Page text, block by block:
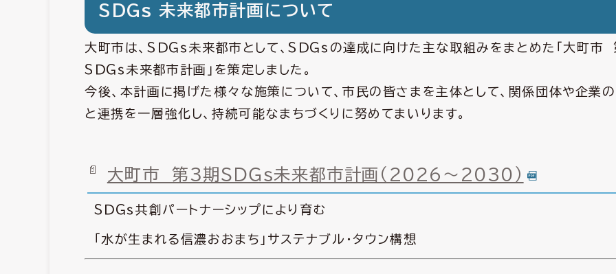
SDGs 未来都市計画について
大町市は、ＳＤＧｓ未来都市として、ＳＤＧｓの達成に向けた主な取組みをまとめた「大町市
ＳＤＧｓ未来都市計画」を策定しました。
今後、本計画に掲げた様々な施策について、市民の皆さまを主体として、関係団体や企業
と連携を一層強化し、持続可能なまちづくりに努めてまいります。
大町市 第３期ＳＤＧｓ未来都市計画（2026～2030）
ＳＤＧｓ共創パートナーシップにより育む
「水が生まれる信濃おおまち」サステナブル・タウン構想